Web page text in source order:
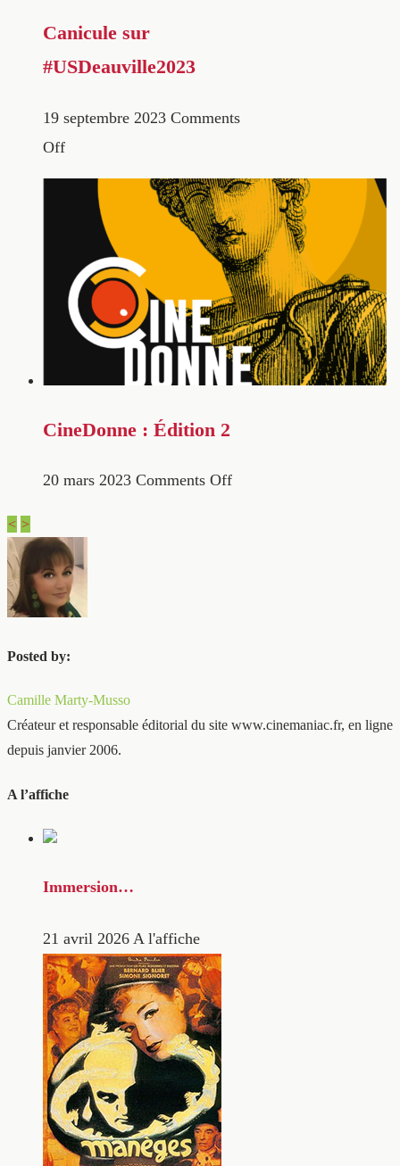
Canicule sur
#USDeauville2023
19 septembre 2023 Comments
Off
CineDonne : Édition 2
20 mars 2023 Comments Off
< >
Posted by:
Camille Marty-Musso
Créateur et responsable éditorial du site www.cinemaniac.fr, en ligne
depuis janvier 2006.
A l’affiche
Immersion…
21 avril 2026 A l'affiche